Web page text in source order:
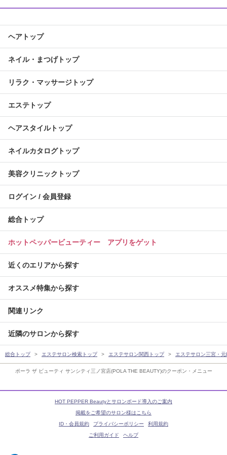
ポーラ ザ ビューティ サンシティ三ノ宮店(POLA THE BEAUTY)のクーポン・メニュー
ヘアトップ
ネイル・まつげトップ
リラク・マッサージトップ
エステトップ
ヘアスタイルトップ
ネイルカタログトップ
美容クリニックトップ
ログイン / 会員登録
総合トップ
ホットペッパービューティー アプリをゲット
近くのエリアから探す
オススメ特集から探す
関連リンク
近隣のサロンから探す
総合トップ エステサロン検索トップ エステサロン関西トップ エステサロン三宮・
HOT PEPPER Beautyとサロンボード導入のご案内
掲載をご希望のサロン様はこちら
ID・会員規約
プライバシーポリシー
利用規約
ご利用ガイド
ヘルプ